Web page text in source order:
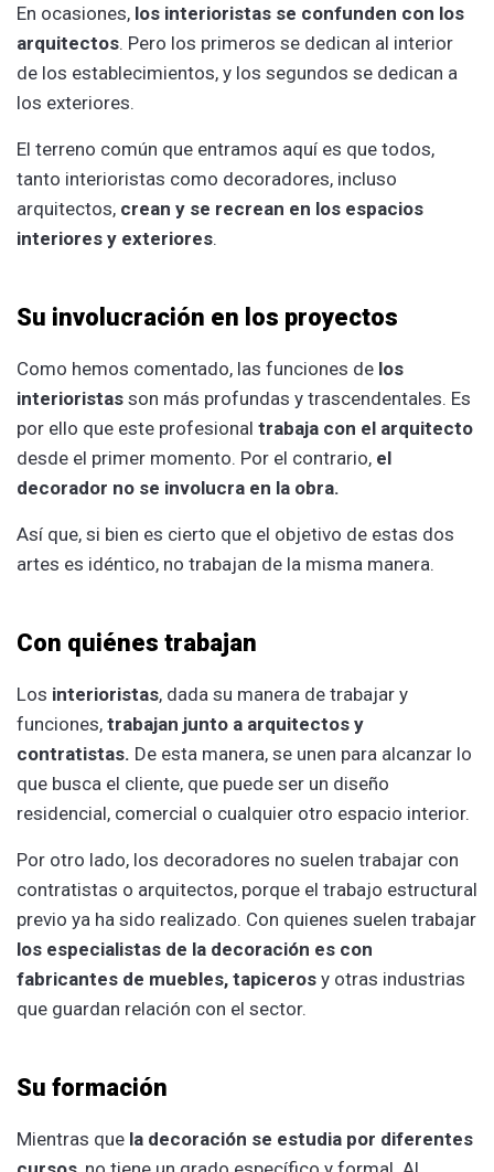
En ocasiones, los interioristas se confunden con los
arquitectos. Pero los primeros se dedican al interior
de los establecimientos, y los segundos se dedican a
los exteriores.
El terreno común que entramos aquí es que todos,
tanto interioristas como decoradores, incluso
arquitectos, crean y se recrean en los espacios
interiores y exteriores.
Su involucración en los proyectos
Como hemos comentado, las funciones de los
interioristas son más profundas y trascendentales. Es
por ello que este profesional trabaja con el arquitecto
desde el primer momento. Por el contrario, el
decorador no se involucra en la obra.
Así que, si bien es cierto que el objetivo de estas dos
artes es idéntico, no trabajan de la misma manera.
Con quiénes trabajan
Los interioristas, dada su manera de trabajar y
funciones, trabajan junto a arquitectos y
contratistas. De esta manera, se unen para alcanzar lo
que busca el cliente, que puede ser un diseño
residencial, comercial o cualquier otro espacio interior.
Por otro lado, los decoradores no suelen trabajar con
contratistas o arquitectos, porque el trabajo estructural
previo ya ha sido realizado. Con quienes suelen trabajar
los especialistas de la decoración es con
fabricantes de muebles, tapiceros y otras industrias
que guardan relación con el sector.
Su formación
Mientras que la decoración se estudia por diferentes